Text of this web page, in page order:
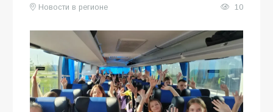
Новости в регионе
10